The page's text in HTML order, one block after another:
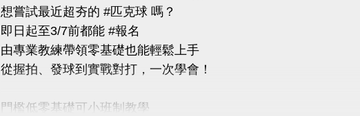
連絡資訊
-洽詢專線：03-2639066 #111、112
-官網 : https://www.lzsports.com.tw/zh_TW/news/pageID/1/
-FB : 桃園市蘆竹國民運動中心
想嘗試最近超夯的 #匹克球 嗎？
即日起至3/7前都能 #報名
由專業教練帶領零基礎也能輕鬆上手
從握拍、發球到實戰對打，一次學會！
門檻低零基礎可小班制教學